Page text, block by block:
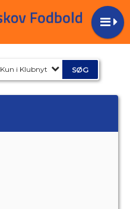
Kun i Klubnyt